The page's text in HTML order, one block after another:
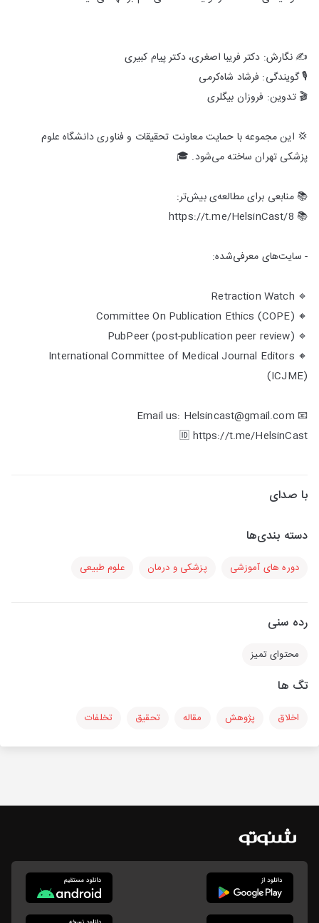
✍️ نگارش: دکتر فریبا اصغری، دکتر پیام کبیری
🎙 گویندگی: فرشاد شاه‌کرمی
🎬 تدوین: فروزان بیگلری
💢 این مجموعه با حمایت معاونت تحقیقات و فناوری دانشگاه علوم
پزشکی تهران ساخته می‌شود. 🎓
📚 منابعی برای مطالعه‌ی بیش‌تر:
📚 https://t.me/HelsinCast/8
- سایت‌های معرفی‌شده:
🔹 Retraction Watch
🔸 Committee On Publication Ethics (COPE)
🔹 PubPeer (post-publication peer review)
🔸 International Committee of Medical Journal Editors
(ICJME)
📧 Email us: Helsincast@gmail.com
🆔 https://t.me/HelsinCast
با صدای
دسته بندی‌ها
دوره های آموزشی پزشکی و درمان علوم طبیعی
رده سنی
محتوای تمیز
تگ ها
اخلاق پژوهش مقاله تحقیق تخلفات